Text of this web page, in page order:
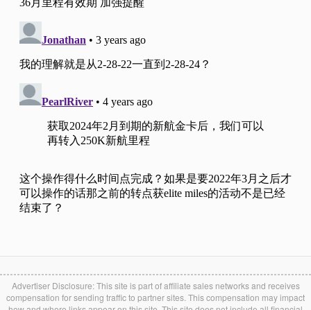
Advertiser Disclosure: This site is part of affiliate sales networks and receives
compensation for sending traffic to partner sites. This compensation may impact